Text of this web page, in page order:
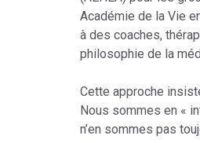
Académie de la Vie
à des coaches,
philosophie de la
Cette approche
Nous sommes en «
n’en sommes pas